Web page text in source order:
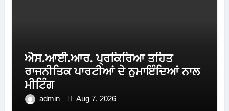
ਐਸ.ਆਈ.ਆਰ. ਪ੍ਰਕਿਰਿਆ ਤਹਿਤ
ਰਾਜਨੀਤਿਕ ਪਾਰਟੀਆਂ ਦੇ ਨੁਮਾਇੰਦਿਆਂ ਨਾਲ
ਮੀਟਿੰਗ
admin Aug 7, 2026